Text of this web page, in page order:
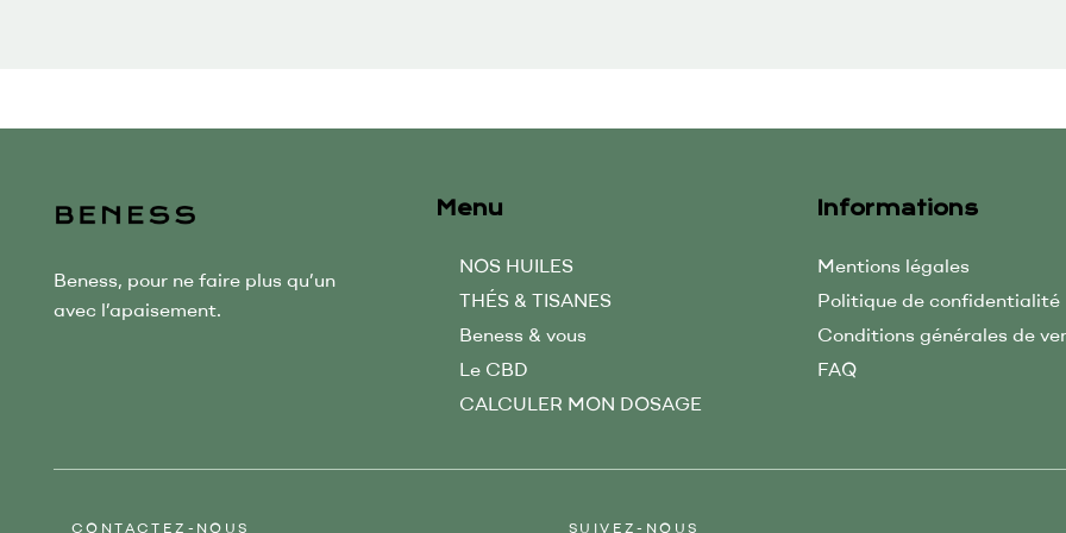
Beness, pour ne faire plus qu’un
avec l’apaisement.
Menu
NOS HUILES
THÉS & TISANES
Beness & vous
Le CBD
CALCULER MON DOSAGE
Informations
Mentions légales
Politique de confidentialité
Conditions générales de
FAQ
CONTACTEZ-NOUS SUIVEZ-NOUS